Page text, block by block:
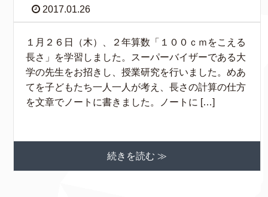
2017.01.26
１月２６日（木）、２年算数「１００ｃｍをこえる
長さ」を学習しました。スーパーバイザーである大
学の先生をお招きし、授業研究を行いました。めあ
てを子どもたち一人一人が考え、長さの計算の仕方
を文章でノートに書きました。ノートに […]
続きを読む ≫